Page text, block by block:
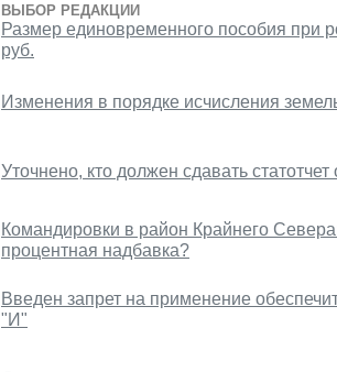
ВЫБОР РЕДАКЦИИ
Размер единовременного пособия при
руб.
Изменения в порядке исчисления
Уточнено, кто должен сдавать
Командировки в район Крайнего
процентная надбавка?
Введен запрет на применение
"И"